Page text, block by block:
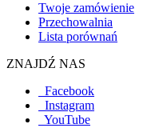
Twoje zamówienie
Przechowalnia
Lista porównań
ZNAJDŹ NAS
Facebook
Instagram
YouTube